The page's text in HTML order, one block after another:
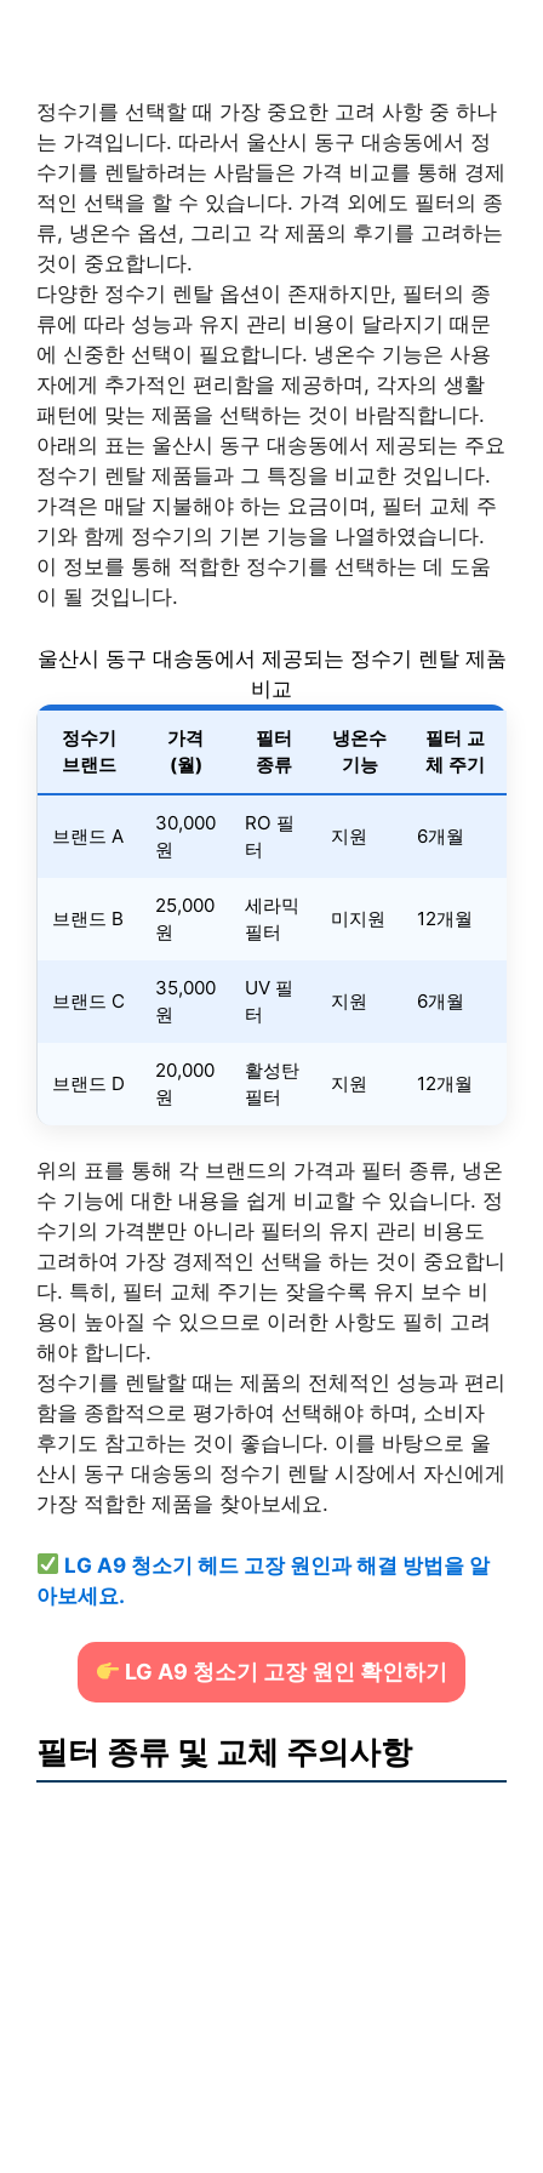
정수기를 선택할 때 가장 중요한 고려 사항 중 하나
는 가격입니다. 따라서 울산시 동구 대송동에서 정
수기를 렌탈하려는 사람들은 가격 비교를 통해 경제
적인 선택을 할 수 있습니다. 가격 외에도 필터의 종
류, 냉온수 옵션, 그리고 각 제품의 후기를 고려하는
것이 중요합니다.
다양한 정수기 렌탈 옵션이 존재하지만, 필터의 종
류에 따라 성능과 유지 관리 비용이 달라지기 때문
에 신중한 선택이 필요합니다. 냉온수 기능은 사용
자에게 추가적인 편리함을 제공하며, 각자의 생활
패턴에 맞는 제품을 선택하는 것이 바람직합니다.
아래의 표는 울산시 동구 대송동에서 제공되는 주요
정수기 렌탈 제품들과 그 특징을 비교한 것입니다.
가격은 매달 지불해야 하는 요금이며, 필터 교체 주
기와 함께 정수기의 기본 기능을 나열하였습니다.
이 정보를 통해 적합한 정수기를 선택하는 데 도움
이 될 것입니다.
울산시 동구 대송동에서 제공되는 정수기 렌탈 제품
비교
정수기
브랜드
가격
(월)
필터
종류
냉온수
기능
필터 교
체 주기
브랜드 A
30,000
원
RO 필
터
지원 6개월
브랜드 B
25,000
원
세라믹
필터
미지원 12개월
브랜드 C
35,000
원
UV 필
터
지원 6개월
브랜드 D
20,000
원
활성탄
필터
지원 12개월
위의 표를 통해 각 브랜드의 가격과 필터 종류, 냉온
수 기능에 대한 내용을 쉽게 비교할 수 있습니다. 정
수기의 가격뿐만 아니라 필터의 유지 관리 비용도
고려하여 가장 경제적인 선택을 하는 것이 중요합니
다. 특히, 필터 교체 주기는 잦을수록 유지 보수 비
용이 높아질 수 있으므로 이러한 사항도 필히 고려
해야 합니다.
정수기를 렌탈할 때는 제품의 전체적인 성능과 편리
함을 종합적으로 평가하여 선택해야 하며, 소비자
후기도 참고하는 것이 좋습니다. 이를 바탕으로 울
산시 동구 대송동의 정수기 렌탈 시장에서 자신에게
가장 적합한 제품을 찾아보세요.
LG A9 청소기 헤드 고장 원인과 해결 방법을 알
아보세요.
LG A9 청소기 고장 원인 확인하기
필터 종류 및 교체 주의사항